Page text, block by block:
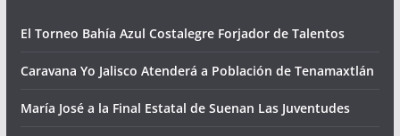
El Torneo Bahía Azul Costalegre Forjador de Talentos
Caravana Yo Jalisco Atenderá a Población de Tenamaxtlán
María José a la Final Estatal de Suenan Las Juventudes